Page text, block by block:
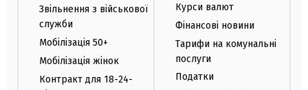
Звільнення з військової
служби
Мобілізація 50+
Мобілізація жінок
Контракт для 18-24-
Курси валют
Фінансові новини
Тарифи на комунальні
послуги
Податки